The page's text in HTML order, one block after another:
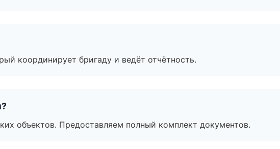
координирует бригаду и ведёт отчётность.
объектов. Предоставляем полный комплект документов.